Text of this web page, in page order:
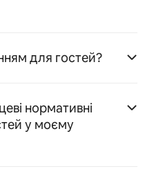
для гостей?
нормативні
у моєму